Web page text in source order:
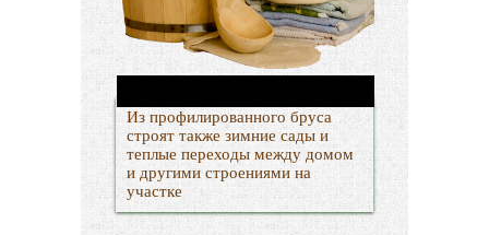
Из профилированного бруса
строят также зимние сады и
теплые переходы между домом
и другими строениями на
участке